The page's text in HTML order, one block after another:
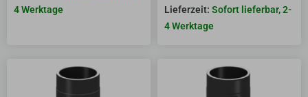
4 Werktage
Sofort lieferbar, 2-
4 Werktage